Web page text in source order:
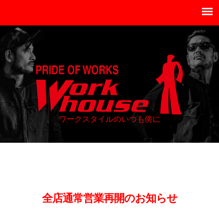
ワークスタイルのいつも傍に
全店通常営業再開のお知らせ